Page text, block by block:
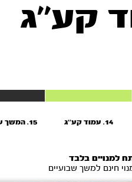
14. עמוד קע''ג 15. המשך עמוד קע''ג
למנויים בלבד
חינם למשך שבועיים